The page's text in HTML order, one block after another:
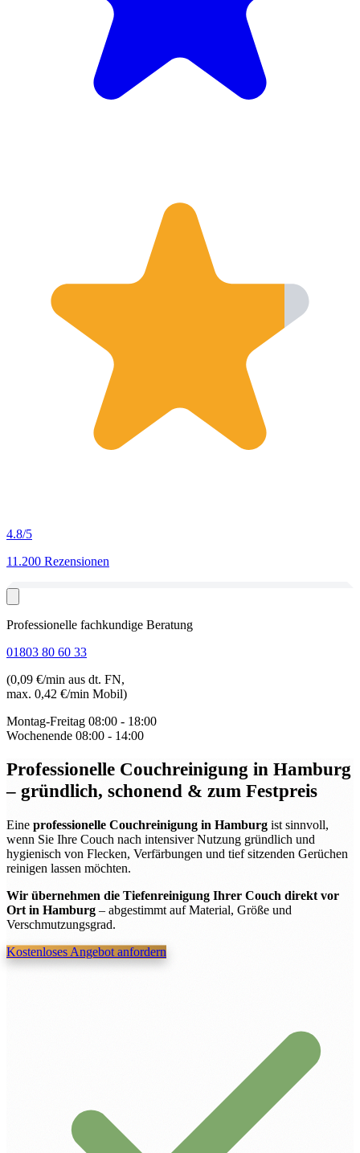
4.8/5
11.200 Rezensionen
Professionelle fachkundige Beratung
01803 80 60 33
(0,09 €/min aus dt. FN,
max. 0,42 €/min Mobil)
Montag-Freitag 08:00 - 18:00
Wochenende 08:00 - 14:00
Professionelle Couchreinigung in Hamburg
– gründlich, schonend & zum Festpreis
Eine professionelle Couchreinigung in Hamburg ist sinnvoll,
wenn Sie Ihre Couch nach intensiver Nutzung gründlich und
hygienisch von Flecken, Verfärbungen und tief sitzenden Gerüchen
reinigen lassen möchten.
Wir übernehmen die Tiefenreinigung Ihrer Couch direkt vor
Ort in Hamburg– abgestimmt auf Material, Größe und
Verschmutzungsgrad.
Kostenloses Angebot anfordern